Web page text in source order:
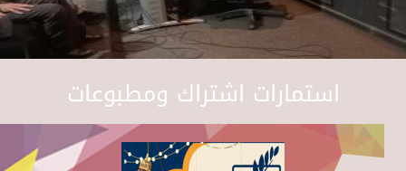
استمارات اشتراك ومطبوعات